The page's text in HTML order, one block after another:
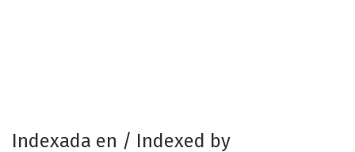
Indexada en / Indexed by